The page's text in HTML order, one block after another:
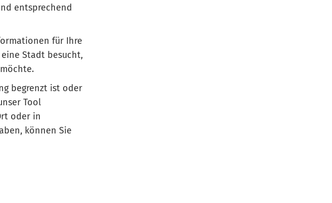
entsprechend
für Ihre
Stadt besucht,
begrenzt ist oder
Tool
oder in
können Sie